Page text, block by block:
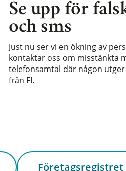
Se upp för
och sms
Just nu ser vi en ökning av
kontaktar oss om misstänkta
telefonsamtal där någon
från FI.
Företagsregistret